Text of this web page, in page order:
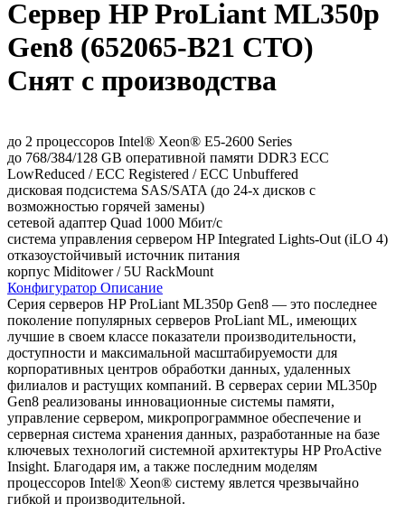
Сервер HP ProLiant ML350p
Gen8 (652065-B21 CTO)
Снят с производства
до 2 процессоров Intel® Xeon® E5-2600 Series
до 768/384/128 GB оперативной памяти DDR3 ECC
LowReduced / ECC Registered / ECC Unbuffered
дисковая подсистема SAS/SATA (до 24-х дисков с
возможностью горячей замены)
сетевой адаптер Quad 1000 Мбит/с
система управления сервером HP Integrated Lights-Out (iLO 4)
отказоустойчивый источник питания
корпус Miditower / 5U RackMount
Конфигуратор Описание
Серия серверов HP ProLiant ML350p Gen8 — это последнее
поколение популярных серверов ProLiant ML, имеющих
лучшие в своем классе показатели производительности,
доступности и максимальной масштабируемости для
корпоративных центров обработки данных, удаленных
филиалов и растущих компаний. В серверах серии ML350p
Gen8 реализованы инновационные системы памяти,
управление сервером, микропрограммное обеспечение и
серверная система хранения данных, разработанные на базе
ключевых технологий системной архитектуры HP ProActive
Insight. Благодаря им, а также последним моделям
процессоров Intel® Xeon® систему явлется чрезвычайно
гибкой и производительной.